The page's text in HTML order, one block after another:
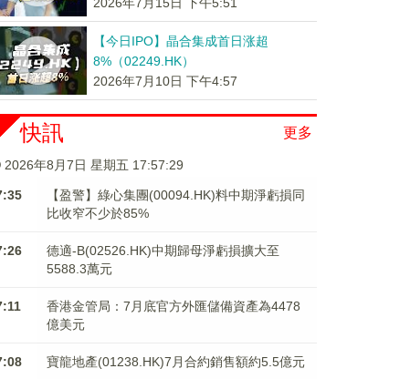
【今日IPO】晶合集成首日涨超
8%（02249.HK）
2026年7月10日 下午4:57
更多
快訊
2026年8月7日 星期五 17:57:29
【盈警】綠心集團(00094.HK)料中期淨虧損同
比收窄不少於85%
德適-B(02526.HK)中期歸母淨虧損擴大至
5588.3萬元
香港金管局：7月底官方外匯儲備資產為4478
億美元
寶龍地產(01238.HK)7月合約銷售額約5.5億元